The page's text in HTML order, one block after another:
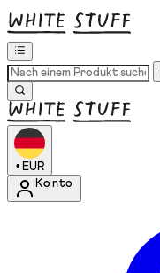
• EUR
Konto